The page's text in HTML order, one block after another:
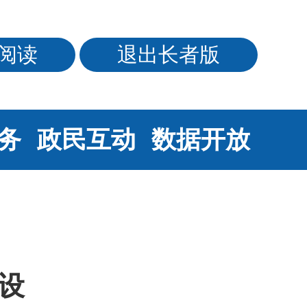
读 退出长者版
政民互动 数据开放